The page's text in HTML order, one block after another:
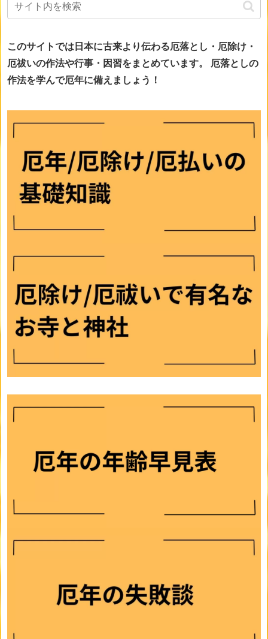
このサイトでは日本に古来より伝わる厄落とし・厄除け・
厄祓いの作法や行事・因習をまとめています。
厄落としの
作法を学んで厄年に備えましょう！